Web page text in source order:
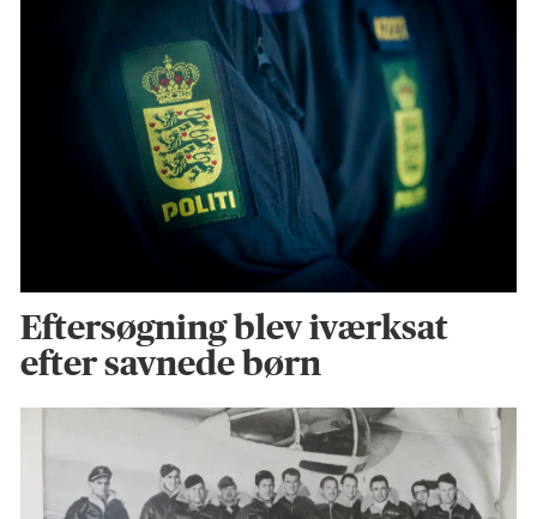
Eftersøgning blev iværksat
efter savnede børn